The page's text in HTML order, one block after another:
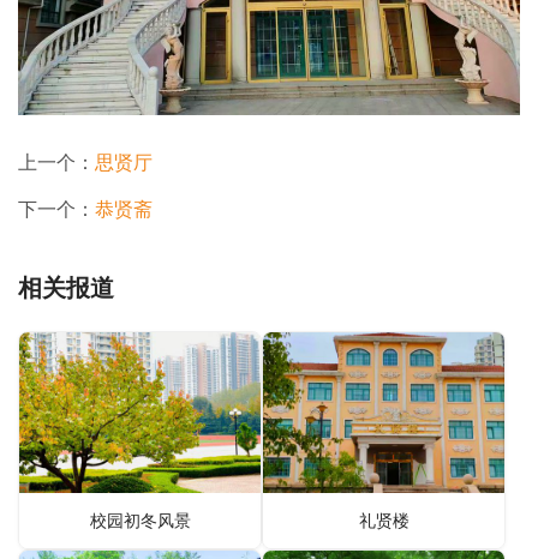
上一个： 思贤厅
下一个： 恭贤斋
相关报道
校园初冬风景 礼贤楼